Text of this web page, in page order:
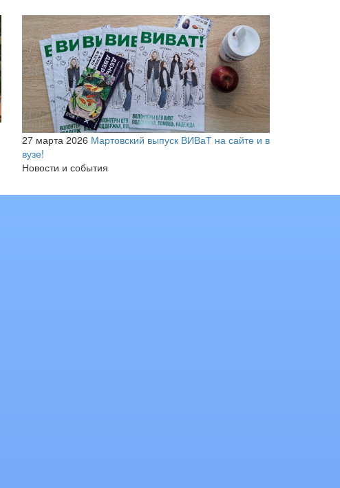
27 марта 2026 Мартовский выпуск ВИВаТ на сайте и в
вузе!
Новости и события